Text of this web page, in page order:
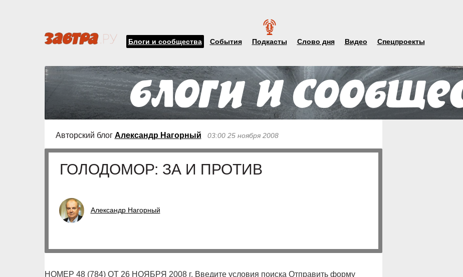
Блоги и сообщества События Подкасты Слово дня Видео Спецпроекты
Авторский блог Александр Нагорный 03:00 25 ноября 2008
ГОЛОДОМОР: ЗА И ПРОТИВ
Александр Нагорный
НОМЕР 48 (784) ОТ 26 НОЯБРЯ 2008 г. Введите условия поиска Отправить форму